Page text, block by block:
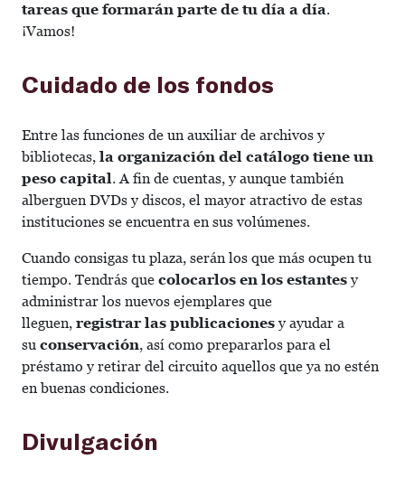
tareas que formarán parte de tu día a día.
¡Vamos!
Cuidado de los fondos
Entre las funciones de un auxiliar de archivos y
bibliotecas, la organización del catálogo tiene un
peso capital. A fin de cuentas, y aunque también
alberguen DVDs y discos, el mayor atractivo de estas
instituciones se encuentra en sus volúmenes.
Cuando consigas tu plaza, serán los que más ocupen tu
tiempo. Tendrás que colocarlos en los estantesy
administrar los nuevos ejemplares que
lleguen, registrar las publicacionesy ayudar a
su conservación, así como prepararlos para el
préstamo y retirar del circuito aquellos que ya no estén
en buenas condiciones.
Divulgación